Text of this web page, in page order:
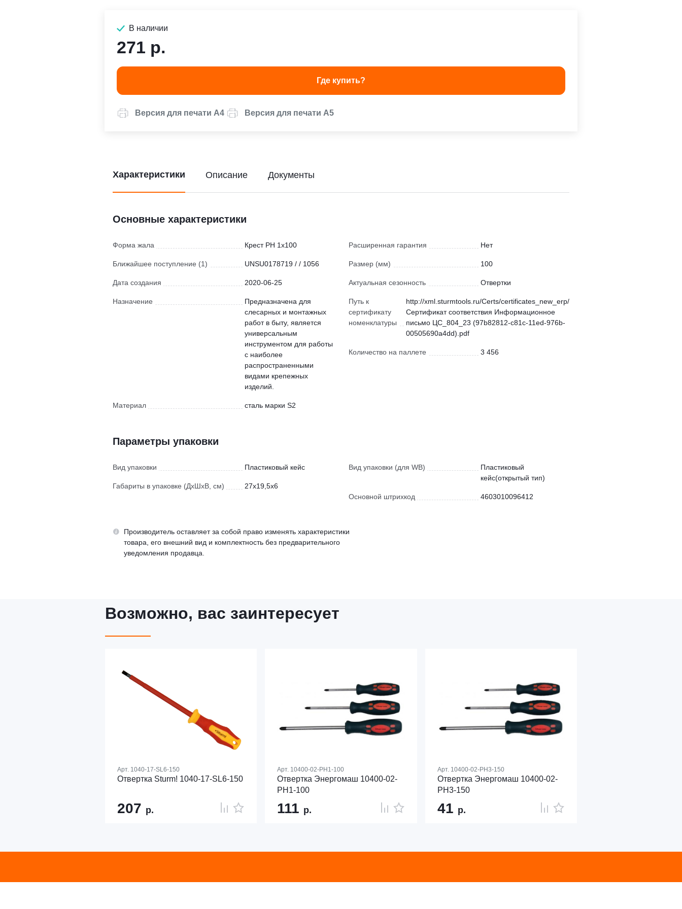
В наличии
271 р.
Где купить?
Версия для печати А4 Версия для печати А5
Характеристики
Основные характеристики
Форма жала Крест PH 1x100
Ближайшее поступление (1) UNSU0178719 / / 1056
Дата создания 2020-06-25
Назначение
Предназначена для
слесарных и монтажных
работ в быту, является
универсальным
инструментом для работы
с наиболее
распространенными
видами крепежных
изделий.
Материал сталь марки S2
Расширенная гарантия Нет
Размер (мм) 100
Актуальная сезонность Отвертки
Путь к
сертификату
номенклатуры
http://xml.sturmtools.ru/Certs/certificates_new_erp/
Сертификат соответствия Информационное
письмо ЦС_804_23 (97b82812-c81c-11ed-976b-
00505690a4dd).pdf
Количество на паллете 3 456
Параметры упаковки
Вид упаковки Пластиковый кейс
Габариты в упаковке (ДхШхВ, см) 27x19,5x6
Вид упаковки (для WB)
Пластиковый
кейс(открытый тип)
Основной штрихкод 4603010096412
Производитель оставляет за собой право изменять характеристики
товара, его внешний вид и комплектность без предварительного
уведомления продавца.
Описание Документы
Возможно, вас заинтересует
Арт. 1040-17-SL6-150
Отвертка Sturm! 1040-17-SL6-150
207 р.
Арт. 10400-02-PH1-100
Отвертка Энергомаш 10400-02-
PH1-100
111 р.
Арт. 10400-02-PH3-150
Отвертка Энергомаш 10400-02-
PH3-150
41 р.